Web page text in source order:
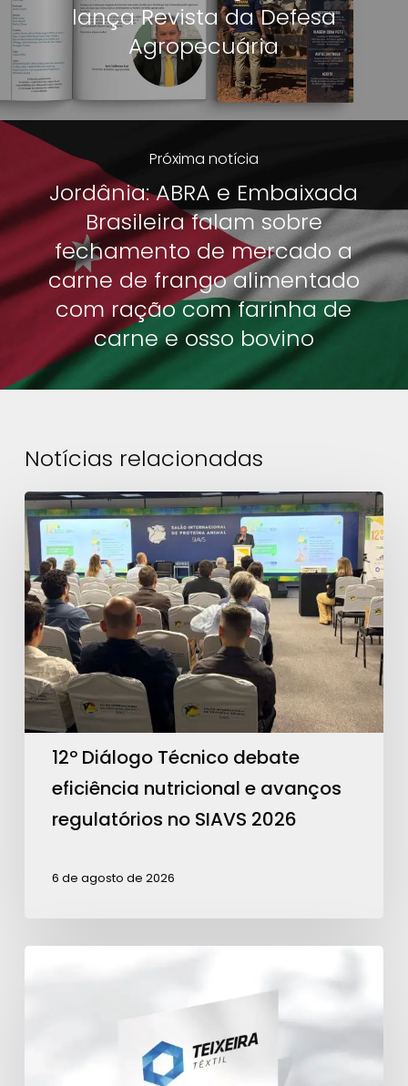
lança Revista da Defesa
Agropecuária
Próxima notícia
Jordânia: ABRA e Embaixada
Brasileira falam sobre
fechamento de mercado a
carne de frango alimentado
com ração com farinha de
carne e osso bovino
Notícias relacionadas
12º
Diálogo
Técnico
debate
eficiência
nutricional
e
avanços
regulatórios
12º Diálogo Técnico debate
eficiência nutricional e avanços
regulatórios no SIAVS 2026
6 de agosto de 2026